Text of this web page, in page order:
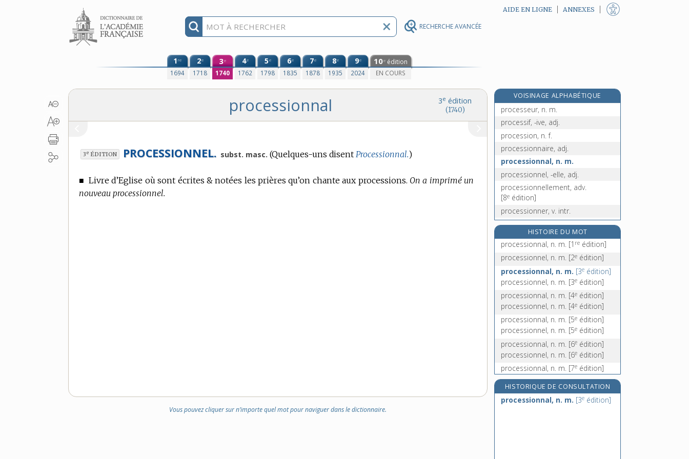
RECHERCHE AVANCÉE
Aller au contenu AIDE EN LIGNE ANNEXES
1re
1694
2e
1718
3e
1740
4e
1762
5e
1798
6e
1835
7e
1878
8e
1935
9e
2024
10e édition
EN COURS
3e édition
(1740)
processionnal
3e ÉDITION PROCESSIONNEL. subst. masc. (Quelques-uns disent Processionnal.)
■Livre d’Eglise où sont écrites & notées les prières qu’on chante aux processions. On a imprimé un
nouveau processionnel.
Vous pouvez cliquer sur n’importe quel mot pour naviguer dans le dictionnaire.
VOISINAGE ALPHABÉTIQUE
process, n. m.
processeur, n. m.
processif, -ive, adj.
procession, n. f.
processionnaire, adj.
processionnal, n. m.
processionnel, -elle, adj.
processionnellement, adv.
[8e édition]
processionner, v. intr.
processus, n. m.
procès-verbal, n. m.
prochain, -aine, adj. et n.
prochainement, adv.
proche, adj.
proche-oriental, -ale, adj.
HISTOIRE DU MOT
processionnal, n. m. [1 re édition]
processionnel, n. m. [2e édition]
processionnal, n. m. [3e édition]
processionnel, n. m. [3e édition]
processionnal, n. m. [4e édition]
processionnel, n. m. [4e édition]
processionnal, n. m. [5e édition]
processionnel, n. m. [5e édition]
processionnal, n. m. [6e édition]
processionnel, n. m. [6e édition]
processionnal, n. m. [7e édition]
processionnal, n. m.[8eédition]
processionnal, n. m.[9eédition]
HISTORIQUE DE CONSULTATION
processionnal, n. m. [3e édition]